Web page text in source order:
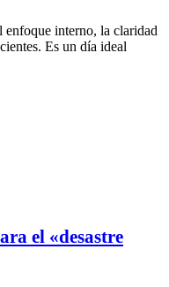
enfoque interno, la claridad
Es un día ideal
el «desastre